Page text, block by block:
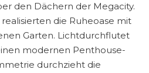
den Dächern der Megacity.
realisierten die Ruheoase mit
Garten. Lichtdurchflutet
modernen Penthouse-
durchzieht die